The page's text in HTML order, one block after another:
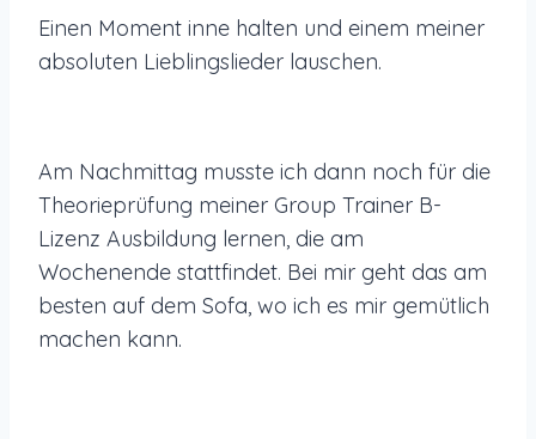
Einen Moment inne halten und einem meiner
absoluten Lieblingslieder lauschen.
Am Nachmittag musste ich dann noch für die
Theorieprüfung meiner Group Trainer B-
Lizenz Ausbildung lernen, die am
Wochenende stattfindet. Bei mir geht das am
besten auf dem Sofa, wo ich es mir gemütlich
machen kann.